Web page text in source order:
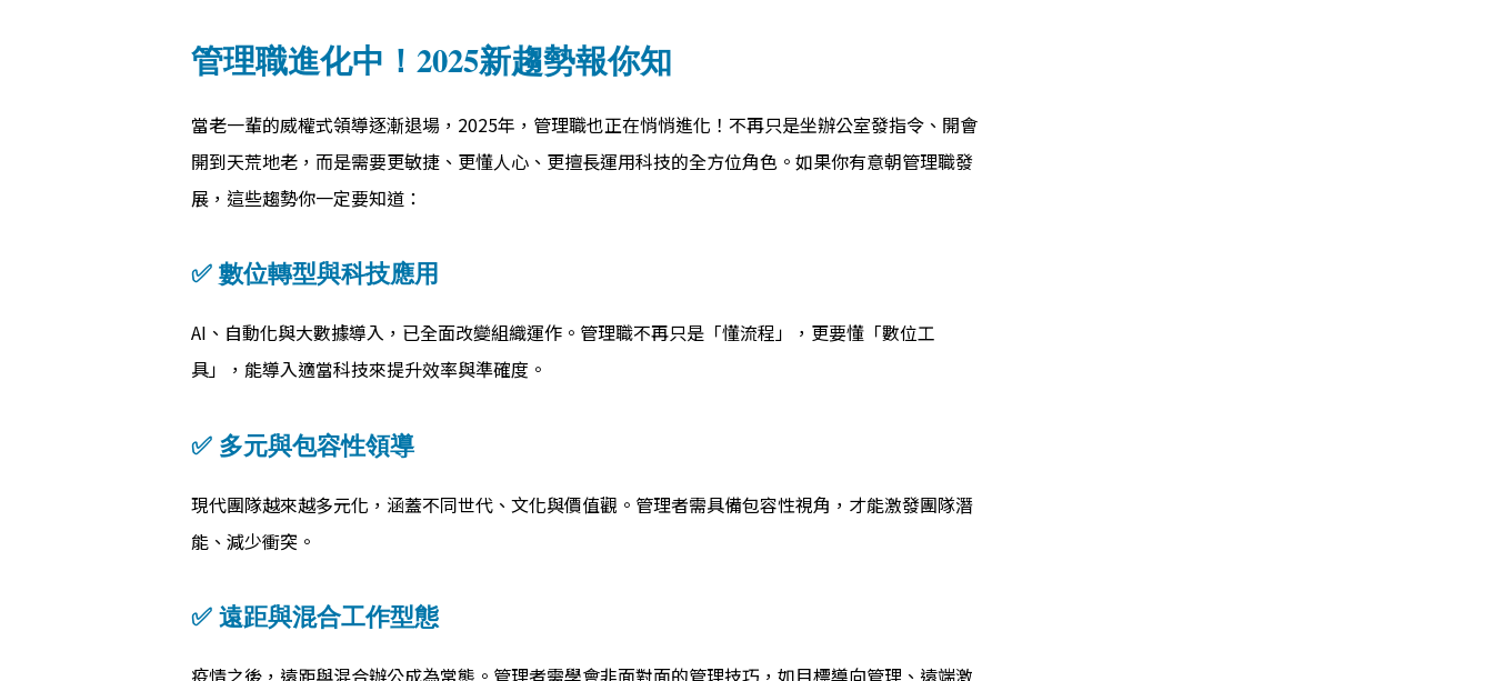
管理職進化中！2025新趨勢報你知
當老一輩的威權式領導逐漸退場，2025年，管理職也正在悄悄進化！不再只是坐辦公室發指令、開會
開到天荒地老，而是需要更敏捷、更懂人心、更擅長運用科技的全方位角色。如果你有意朝管理職發
展，這些趨勢你一定要知道：
✅ 數位轉型與科技應用
AI、自動化與大數據導入，已全面改變組織運作。管理職不再只是「懂流程」，更要懂「數位工
具」，能導入適當科技來提升效率與準確度。
✅ 多元與包容性領導
現代團隊越來越多元化，涵蓋不同世代、文化與價值觀。管理者需具備包容性視角，才能激發團隊潛
能、減少衝突。
✅ 遠距與混合工作型態
疫情之後，遠距與混合辦公成為常態。管理者需學會非面對面的管理技巧，如目標導向管理、遠端激